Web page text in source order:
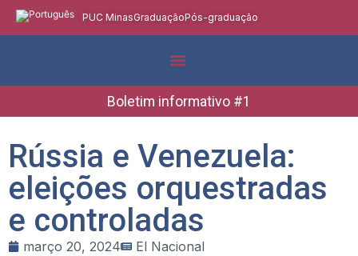
PUC MinasGraduaçãoPós-graduação
Boletim informativo #1
Rússia e Venezuela:
eleições orquestradas
e controladas
março 20, 2024 El Nacional